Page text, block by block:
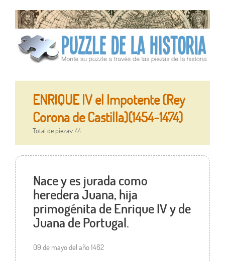
ENRIQUE IV el Impotente (Rey
Corona de Castilla)(1454-1474)
Total de piezas: 44
Nace y es jurada como
heredera Juana, hija
primogénita de Enrique IV y de
Juana de Portugal.
09 de mayo del año 1462